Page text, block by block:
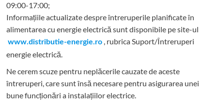
09:00-17:00;
Informațiile actualizate despre întreruperile planificate în
alimentarea cu energie electrică sunt disponibile pe site-ul
www.distributie-energie.ro , rubrica Suport/Întreruperi
energie electrică.
Ne cerem scuze pentru neplăcerile cauzate de aceste
întreruperi, care sunt însă necesare pentru asigurarea unei
bune funcționări a instalațiilor electrice.